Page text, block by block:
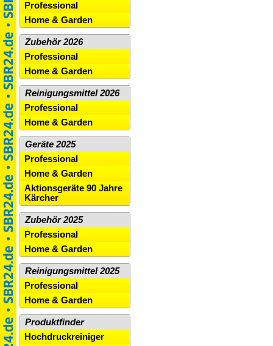
Professional
Home & Garden
Zubehör 2026
Professional
Home & Garden
Reinigungsmittel 2026
Professional
Home & Garden
Geräte 2025
Professional
Home & Garden
Aktionsgeräte 90 Jahre
Kärcher
Zubehör 2025
Professional
Home & Garden
Reinigungsmittel 2025
Professional
Home & Garden
Produktfinder
Hochdruckreiniger